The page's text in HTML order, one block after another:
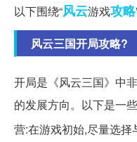
以下围绕“风云游戏攻略
风云三国开局攻略?
开局是《风云三国》中
的发展方向。以下是一
营:在游戏初始,尽量选择